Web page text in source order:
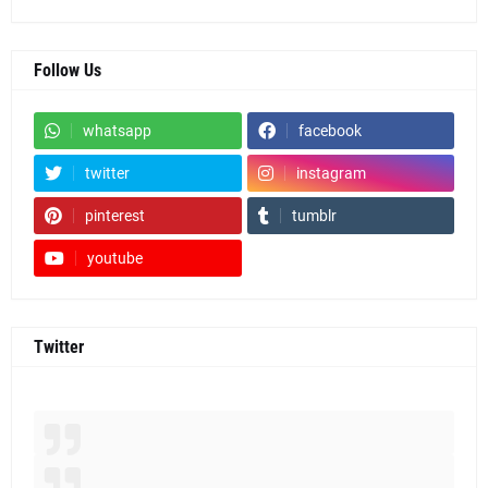
Follow Us
whatsapp facebook
twitter instagram
pinterest tumblr
youtube
Twitter